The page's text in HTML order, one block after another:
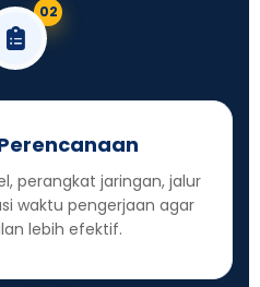
02
perangkat jaringan, jalur
waktu pengerjaan agar
lebih efektif.